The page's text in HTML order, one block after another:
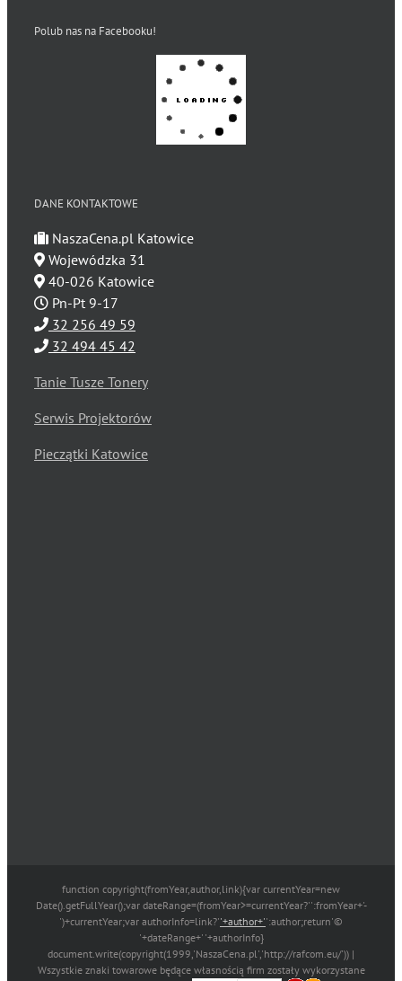
Polub nas na Facebooku!
DANE KONTAKTOWE
NaszaCena.pl Katowice
Wojewódzka 31
40-026 Katowice
Pn-Pt 9-17
32 256 49 59
32 494 45 42
Tanie Tusze Tonery
Serwis Projektorów
Pieczątki Katowice
function copyright(fromYear,author,link){var currentYear=new
Date().getFullYear();var dateRange=(fromYear>=currentYear?'':fromYear+'-
')+currentYear;var authorInfo=link?''+author+'':author;return'©
'+dateRange+' '+authorInfo}
document.write(copyright(1999,'NaszaCena.pl','http://rafcom.eu/')) |
Wszystkie znaki towarowe będące własnością firm zostały wykorzystane